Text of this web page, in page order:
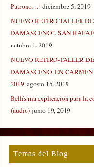
Patrono…! diciembre 5, 2019
NUEVO RETIRO TALLER
DAMASCENO”. SAN
octubre 1, 2019
NUEVO RETIRO-TALLER
DAMASCENO. EN CARMEN
2019.agosto 15, 2019
Bellísima explicación para la
(audio) junio 19, 2019
Temas del Blog